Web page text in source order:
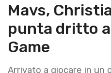
Mavs,
punta dritto
Game
Arrivato a giocare in